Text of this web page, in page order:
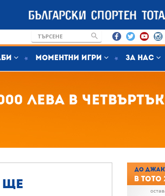
Моментни игри За нас
лева в четвъртък
ще